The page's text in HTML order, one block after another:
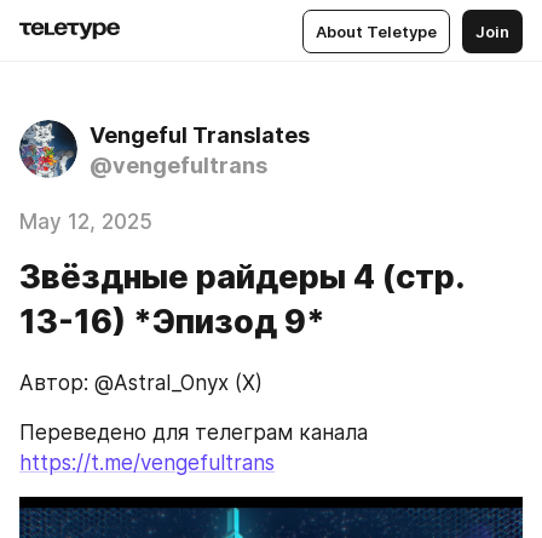
About Teletype Join
Vengeful Translates
@vengefultrans
May 12, 2025
Звёздные райдеры 4 (стр.
13-16) *Эпизод 9*
Автор: @Astral_Onyx (X)
https://t.me/vengefultrans